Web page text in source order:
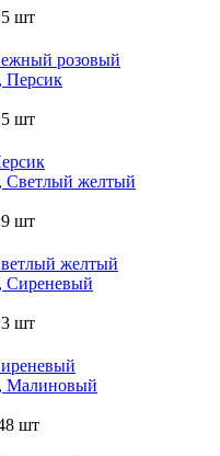
шт
розовый
шт
шт
желтый
шт
шт